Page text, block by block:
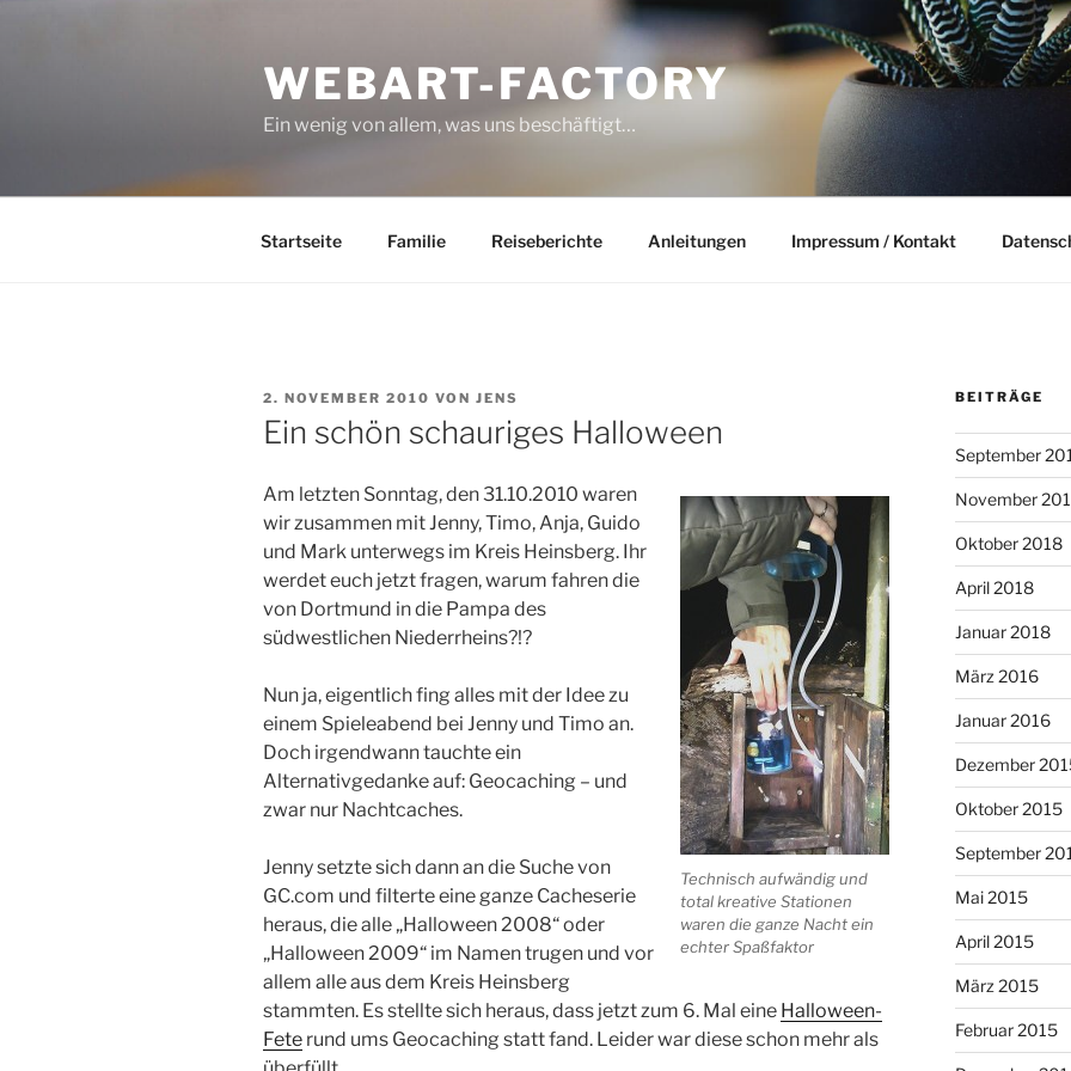
WEBART-FACTORY
Ein wenig von allem, was uns beschäftigt…
Startseite Familie Reiseberichte Anleitungen Impressum / Kontakt
VERÖFFENTLICHT
AM
2. NOVEMBER 2010 VON JENS
Ein schön schauriges Halloween
Technisch aufwändig und
total kreative Stationen
waren die ganze Nacht ein
echter Spaßfaktor
Am letzten Sonntag, den 31.10.2010 waren
wir zusammen mit Jenny, Timo, Anja, Guido
und Mark unterwegs im Kreis Heinsberg. Ihr
werdet euch jetzt fragen, warum fahren die
von Dortmund in die Pampa des
südwestlichen Niederrheins?!?
Nun ja, eigentlich fing alles mit der Idee zu
einem Spieleabend bei Jenny und Timo an.
Doch irgendwann tauchte ein
Alternativgedanke auf: Geocaching – und
zwar nur Nachtcaches.
Jenny setzte sich dann an die Suche von
GC.com und filterte eine ganze Cacheserie
heraus, die alle „Halloween 2008“ oder
„Halloween 2009“ im Namen trugen und vor
allem alle aus dem Kreis Heinsberg
stammten. Es stellte sich heraus, dass jetzt zum 6. Mal eine Halloween-
Fete rund ums Geocaching statt fand. Leider war diese schon mehr als
BEITRÄGE
September
November
Oktober 2018
April 2018
Januar 2018
März 2016
Januar 2016
Dezember
Oktober 2015
September
Mai 2015
April 2015
März 2015
Februar 2015